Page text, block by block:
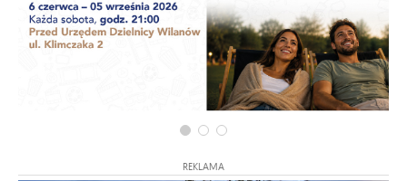
REKLAMA